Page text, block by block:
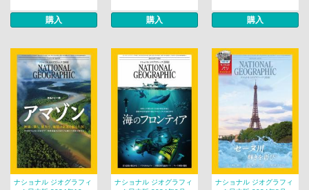
購入 購入 購入
ナショナル ジオグラフィ
ナショナル ジオグラフィ
ナショナル ジオグラフィ